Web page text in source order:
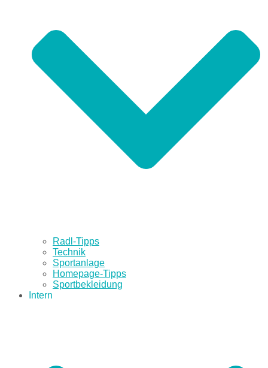
Radl-Tipps
Technik
Sportanlage
Homepage-Tipps
Sportbekleidung
Intern